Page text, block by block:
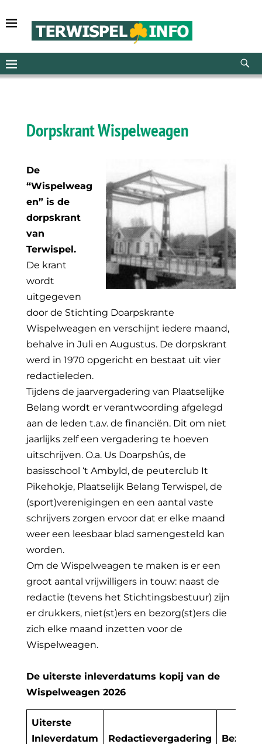
Dorpskrant Wispelweagen
De
“Wispelweag
en” is de
dorpskrant
van
Terwispel.
De krant
wordt
uitgegeven
door de Stichting Doarpskrante
Wispelweagen en verschijnt iedere maand,
behalve in Juli en Augustus. De dorpskrant
werd in 1970 opgericht en bestaat uit vier
redactieleden.
Tijdens de jaarvergadering van Plaatselijke
Belang wordt er verantwoording afgelegd
aan de leden t.a.v. de financiën. Dit om niet
jaarlijks zelf een vergadering te hoeven
uitschrijven. O.a. Us Doarpshûs, de
basisschool ‘t Ambyld, de peuterclub It
Pikehokje, Plaatselijk Belang Terwispel, de
(sport)verenigingen en een aantal vaste
schrijvers zorgen ervoor dat er elke maand
weer een leesbaar blad samengesteld kan
worden.
Om de Wispelweagen te maken is er een
groot aantal vrijwilligers in touw: naast de
redactie (tevens het Stichtingsbestuur) zijn
er drukkers, niet(st)ers en bezorg(st)ers die
zich elke maand inzetten voor de
Wispelweagen.
De uiterste inleverdatums kopij van de
Wispelweagen 2026
Uiterste
Inleverdatum
Redactievergadering